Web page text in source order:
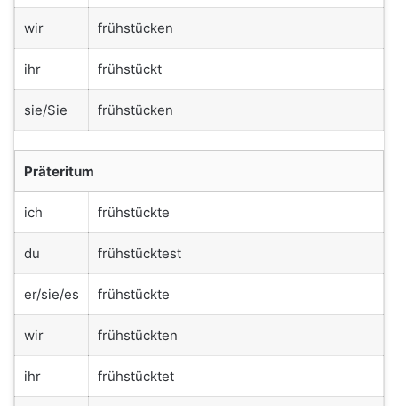
wir frühstücken
ihr frühstückt
sie/Sie frühstücken
Präteritum
ich frühstückte
du frühstücktest
er/sie/es frühstückte
wir frühstückten
ihr frühstücktet